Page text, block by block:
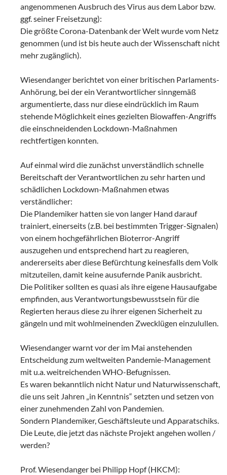
angenommenen Ausbruch des Virus aus dem Labor bzw.
ggf. seiner Freisetzung):
Die größte Corona-Datenbank der Welt wurde vom Netz
genommen (und ist bis heute auch der Wissenschaft nicht
mehr zugänglich).
Wiesendanger berichtet von einer britischen Parlaments-
Anhörung, bei der ein Verantwortlicher sinngemäß
argumentierte, dass nur diese eindrücklich im Raum
stehende Möglichkeit eines gezielten Biowaffen-Angriffs
die einschneidenden Lockdown-Maßnahmen
rechtfertigen konnten.
Auf einmal wird die zunächst unverständlich schnelle
Bereitschaft der Verantwortlichen zu sehr harten und
schädlichen Lockdown-Maßnahmen etwas
verständlicher:
Die Plandemiker hatten sie von langer Hand darauf
trainiert, einerseits (z.B. bei bestimmten Trigger-Signalen)
von einem hochgefährlichen Bioterror-Angriff
auszugehen und entsprechend hart zu reagieren,
andererseits aber diese Befürchtung keinesfalls dem Volk
mitzuteilen, damit keine ausufernde Panik ausbricht.
Die Politiker sollten es quasi als ihre eigene Hausaufgabe
empfinden, aus Verantwortungsbewusstsein für die
Regierten heraus diese zu ihrer eigenen Sicherheit zu
gängeln und mit wohlmeinenden Zwecklügen einzulullen.
Wiesendanger warnt vor der im Mai anstehenden
Entscheidung zum weltweiten Pandemie-Management
mit u.a. weitreichenden WHO-Befugnissen.
Es waren bekanntlich nicht Natur und Naturwissenschaft,
die uns seit Jahren „in Kenntnis“ setzten und setzen von
einer zunehmenden Zahl von Pandemien.
Sondern Plandemiker, Geschäftsleute und Apparatschiks.
Die Leute, die jetzt das nächste Projekt angehen wollen /
werden?
Prof. Wiesendanger bei Philipp Hopf (HKCM):